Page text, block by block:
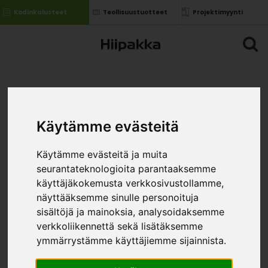
Käytämme evästeitä
Käytämme evästeitä ja muita
seurantateknologioita parantaaksemme
käyttäjäkokemusta verkkosivustollamme,
näyttääksemme sinulle personoituja
sisältöjä ja mainoksia, analysoidaksemme
verkkoliikennettä sekä lisätäksemme
ymmärrystämme käyttäjiemme sijainnista.
Kodinkalusteet Teollisuustuotteet Projektimyynti
laiminlyönnistä, joka koskee *
Julkiset hankinnat
Finanssipalvelut, -tuotteet ja -markkinat
Rahanpesun ja terrorismin rahoittamisen
estäminen